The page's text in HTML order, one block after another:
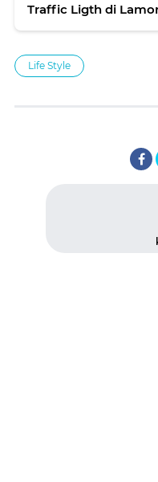
Traffic Ligth di
Life Style